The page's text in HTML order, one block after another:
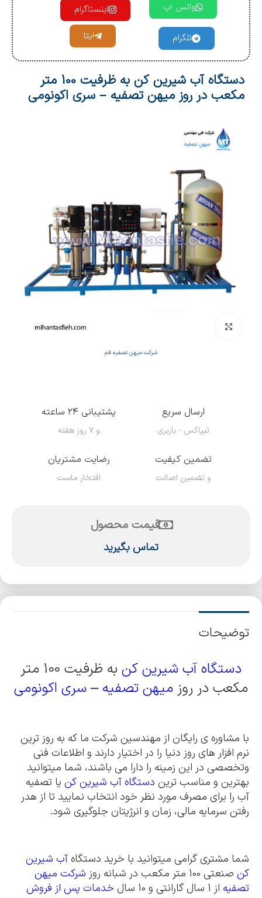
واتس اپ اینستاگرام
تلگرام ایتا
دستگاه آب شیرین کن به ظرفیت 100 متر
مکعب در روز میهن تصفیه – سری اکونومی
بزرگنمایی تصویر
شرکت میهن تصفیه قم
ارسال سریع
تیپاکس - باربری
پشتیبانی ۲۴ ساعته
و ۷ روز هفته
تضمین کیفیت
و تضمین اصالت
رضایت مشتریان
افتخار ماست
قیمت محصول
تماس بگیرید
توضیحات
دستگاه آب شیرین کن
به ظرفیت 100 متر
مکعب در روز میهن تصفیه– سری اکونومی
با مشاوره ی رایگان از مهندسین شرکت ما که به روز ترین
نرم افزار های روز دنیا را در اختیار دارند و اطلاعات فنی
وتخصصی در این زمینه را دارا می باشند، شما میتوانید
بهترین و مناسب ترین دستگاه آب شیرین کن یا تصفیه
آب را برای مصرف مورد نظر خود انتخاب نمایید تا از هدر
رفتن سرمایه مالی، زمان و انرژیتان جلوگیری شود.
شما مشتری گرامی میتوانید با خرید دستگاه آب شیرین
کن صنعتی 100 متر مکعب در شبانه روز
شرکت میهن
تصفیه از 1 سال گارانتی و 10 سال
خدمات پس از فروش